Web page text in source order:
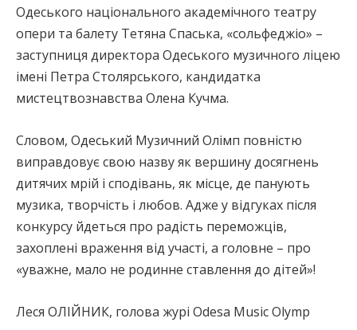
Одеського національного академічного театру
опери та балету Тетяна Спаська, «сольфеджіо» –
заступниця директора Одеського музичного ліцею
імені Петра Столярського, кандидатка
мистецтвознавства Олена Кучма.
Словом, Одеський Музичний Олімп повністю
виправдовує свою назву як вершину досягнень
дитячих мрій і сподівань, як місце, де панують
музика, творчість і любов. Адже у відгуках після
конкурсу йдеться про радість переможців,
захоплені враження від участі, а головне – про
«уважне, мало не родинне ставлення до дітей»!
Леся ОЛІЙНИК, голова журі Odesa Musiс Olymp